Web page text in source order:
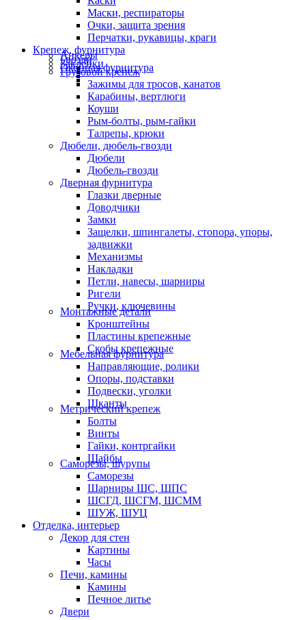
Маски, респираторы
Очки, защита зрения
Перчатки, рукавицы, краги
Крепеж, фурнитура
Анкеры
Гвозди
Заклепки
Оконная фурнитура
Грузовой крепеж
Зажимы для тросов, канатов
Карабины, вертлюги
Коуши
Рым-болты, рым-гайки
Талрепы, крюки
Дюбели, дюбель-гвозди
Дюбели
Дюбель-гвозди
Дверная фурнитура
Глазки дверные
Доводчики
Замки
Защелки, шпингалеты, стопора, упоры,
задвижки
Механизмы
Накладки
Петли, навесы, шарниры
Ригели
Ручки, ключевины
Монтажные детали
Кронштейны
Пластины крепежные
Скобы крепежные
Мебельная фурнитура
Направляющие, ролики
Опоры, подставки
Подвески, уголки
Шканты
Метрический крепеж
Болты
Винты
Гайки, контргайки
Шайбы
Саморезы, шурупы
Саморезы
Шарниры ШС, ШПС
ШСГД, ШСГМ, ШСММ
ШУЖ, ШУЦ
Отделка, интерьер
Декор для стен
Картины
Часы
Печи, камины
Камины
Печное литье
Двери